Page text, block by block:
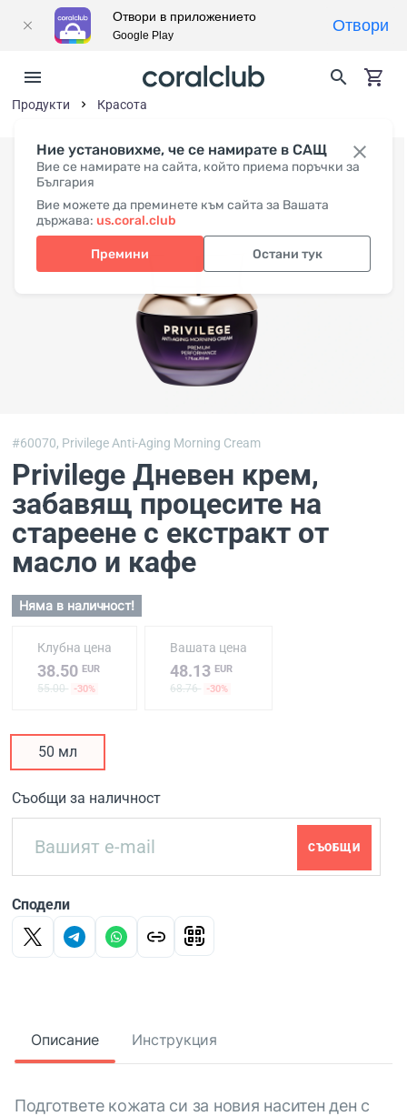
Ние установихме, че се намирате в САЩ
Вие се намирате на сайта, който приема поръчки за
България
Вие можете да преминете към сайта за Вашата
държава: us.coral.club
Премини Остани тук
Продукти Красота
#60070, Privilege Anti-Aging Morning Cream
Privilege Дневен крем,
забавящ процесите на
стареене с екстракт от
масло и кафе
Няма в наличност!
Клубна цена
38.50 EUR
55.00 -30%
Вашата цена
48.13EUR
68.76 -30%
50 мл
Съобщи за наличност
СЪОБЩИ
Сподели
Описание Инструкция
Подгответе кожата си за новия наситен ден с
Отвори в приложението
Google Play
Отвори